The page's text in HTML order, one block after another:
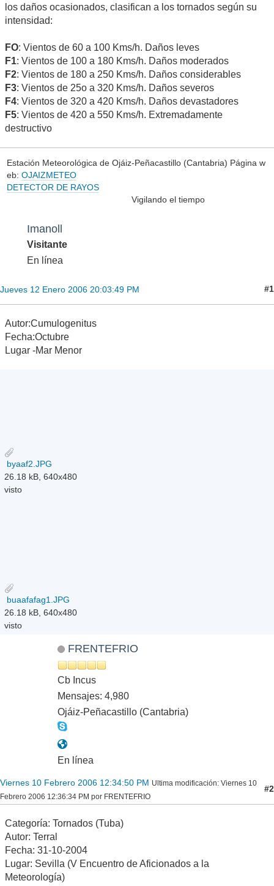
los daños ocasionados, clasifican a los tornados según su
intensidad:
FO: Vientos de 60 a 100 Kms/h. Daños leves
F1: Vientos de 100 a 180 Kms/h. Daños moderados
F2: Vientos de 180 a 250 Kms/h. Daños considerables
F3: Vientos de 25o a 320 Kms/h. Daños severos
F4: Vientos de 320 a 420 Kms/h. Daños devastadores
F5: Vientos de 420 a 550 Kms/h. Extremadamente
destructivo
Estación Meteorológica de Ojáiz-Peñacastillo (Cantabria) Página w
eb: OJAIZMETEO
DETECTOR DE RAYOS
Vigilando el tiempo
Imanoll
Visitante
En línea
Jueves 12 Enero 2006 20:03:49 PM #1
Autor:Cumulogenitus
Fecha:Octubre
Lugar -Mar Menor
byaaf2.JPG
26.18 kB, 640x480
visto
buaafafag1.JPG
26.18 kB, 640x480
visto
FRENTEFRIO
Cb Incus
Mensajes: 4,980
Ojáiz-Peñacastillo (Cantabria)
En línea
Viernes 10 Febrero 2006 12:34:50 PM Ultima modificación: Viernes 10
Febrero 2006 12:36:34 PM por FRENTEFRIO
#2
Categoría: Tornados (Tuba)
Autor: Terral
Fecha: 31-10-2004
Lugar: Sevilla (V Encuentro de Aficionados a la
Meteorología)